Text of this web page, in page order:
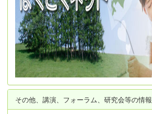
その他、講演、フォーラム、研究会等の情報